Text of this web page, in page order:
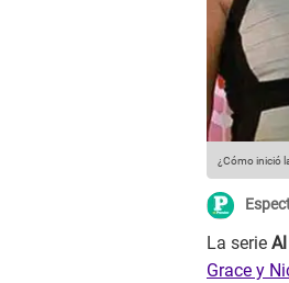
¿Cómo inició
La serie
Grace y